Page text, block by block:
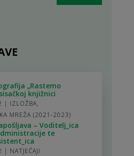
„Rastemo
knjižnici
| IZLOŽBA,
MREŽA (2021-2023)
– Voditelj_ica
te
| NATJEČAJI